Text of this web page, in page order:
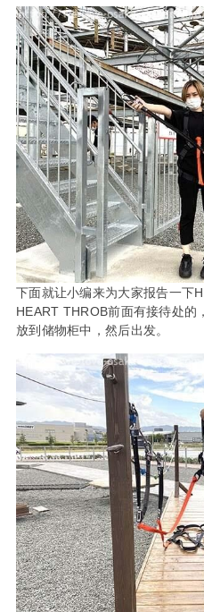
下面就让小编来为大家报告一下
HEART THROB前面有接待处的
放到储物柜中，然后出发。